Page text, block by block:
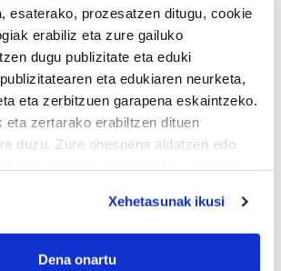
esaterako, prozesatzen ditugu, cookie
erabiliz eta zure gailuko
dugu publizitate eta eduki
eta edukiaren neurketa,
eta zerbitzuen garapena eskaintzeko.
eta zertarako erabiltzen dituen
duzu. Zure onespena aldatzen edo
also like to:
about your geographical
Xehetasunak ikusi
Dena onartu